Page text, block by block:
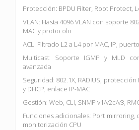
Protección: BPDU Filter, Root Protect,
VLAN: Hasta 4096 VLAN con soporte
MAC y protocolo
ACL: Filtrado L2 a L4 por MAC, IP,
Multicast: Soporte IGMP y MLD
avanzada
Seguridad: 802.1X, RADIUS,
y DHCP, enlace IP-MAC
Gestión: Web, CLI, SNMP v1/v2c/v3,
Funciones adicionales: Port mirroring,
monitorización CPU